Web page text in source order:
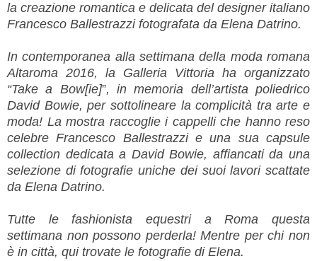
la creazione romantica e delicata del designer italiano
Francesco Ballestrazzi fotografata da Elena Datrino.
In contemporanea alla settimana della moda romana
Altaroma 2016, la Galleria Vittoria ha organizzato
“Take a Bow[ie]”, in memoria dell’artista poliedrico
David Bowie, per sottolineare la complicità tra arte e
moda! La mostra raccoglie i cappelli che hanno reso
celebre Francesco Ballestrazzi e una sua capsule
collection dedicata a David Bowie, affiancati da una
selezione di fotografie uniche dei suoi lavori scattate
da Elena Datrino.
Tutte le fashionista equestri a Roma questa
settimana non possono perderla! Mentre per chi non
è in città, qui trovate le fotografie di Elena.